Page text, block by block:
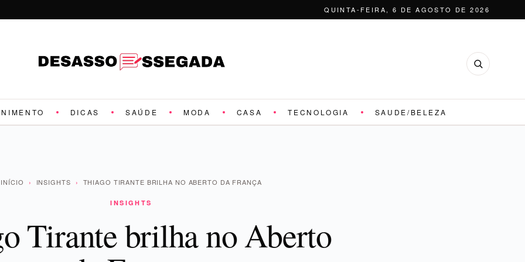
QUINTA-FEIRA, 6 DE AGOSTO DE 2026
DICAS SAÚDE MODA CASA TECNOLOGIA SAUDE/BELEZA
INÍCIO › INSIGHTS › THIAGO TIRANTE BRILHA NO ABERTO DA FRANÇA
INSIGHTS
Tirante brilha no Aberto